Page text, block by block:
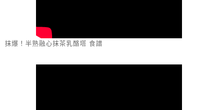
抹爆！半熟融心抹茶乳酪塔 食譜